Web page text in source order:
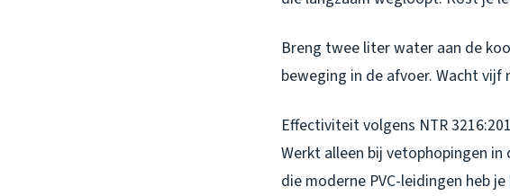
Breng twee liter water aan de
beweging in de afvoer. Wacht
Effectiviteit volgens NTR
Werkt alleen bij vetophopingen
die moderne PVC-leidingen heb